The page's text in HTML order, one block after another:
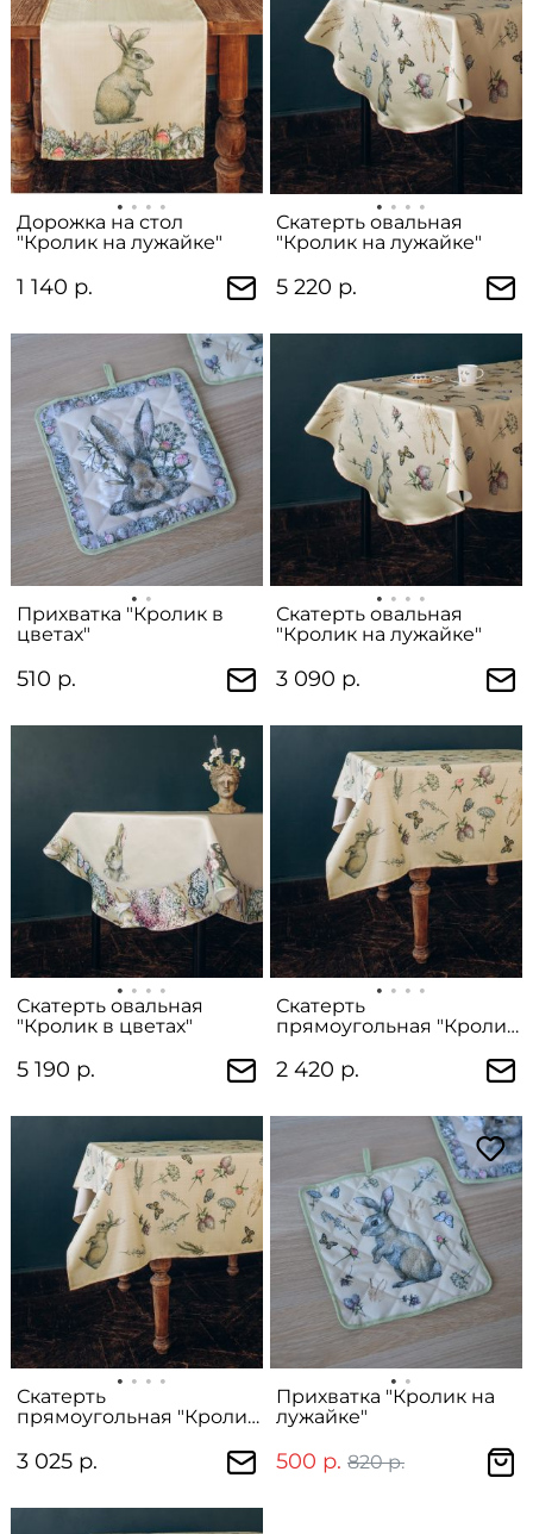
Дорожка на стол
"Кролик на лужайке"
1 140 р.
Скатерть овальная
"Кролик на лужайке"
5 220 р.
Прихватка "Кролик в
цветах"
510 р.
Скатерть овальная
"Кролик на лужайке"
3 090 р.
Скатерть овальная
"Кролик в цветах"
5 190 р.
Скатерть
прямоугольная "Кролик
2 420 р.
Скатерть
прямоугольная "Кролик
3 025 р.
Прихватка "Кролик на
лужайке"
500 р. 820 р.